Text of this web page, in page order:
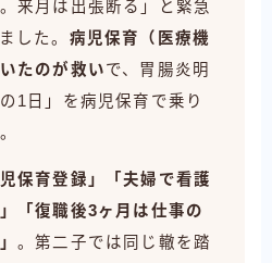
来月は出張断る」と緊急
した。 病児保育（医療機
たのが救いで、胃腸炎明
1日」を病児保育で乗り
保育登録」「夫婦で看護
「復職後3ヶ月は仕事の
。第二子では同じ轍を踏